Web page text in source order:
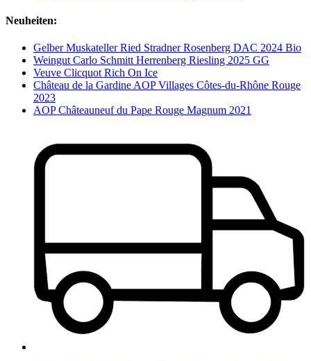
Neuheiten:
Gelber Muskateller Ried Stradner Rosenberg DAC 2024 Bio
Weingut Carlo Schmitt Herrenberg Riesling 2025 GG
Veuve Clicquot Rich On Ice
Château de la Gardine AOP Villages Côtes-du-Rhône Rouge
2023
AOP Châteauneuf du Pape Rouge Magnum 2021